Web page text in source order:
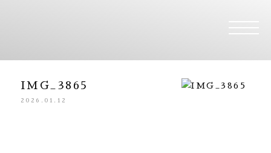
IMG_3865
2026.01.12